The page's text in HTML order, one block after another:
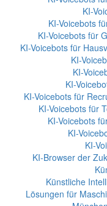
KI-
KI-Voicebots
KI-Voicebots für
KI-Voicebots für
KI-
KI-
KI-
KI-Voicebots für
KI-Voicebots für
KI-Voicebots
KI-
KI-
KI‑Browser der
Künstliche
Lösungen für